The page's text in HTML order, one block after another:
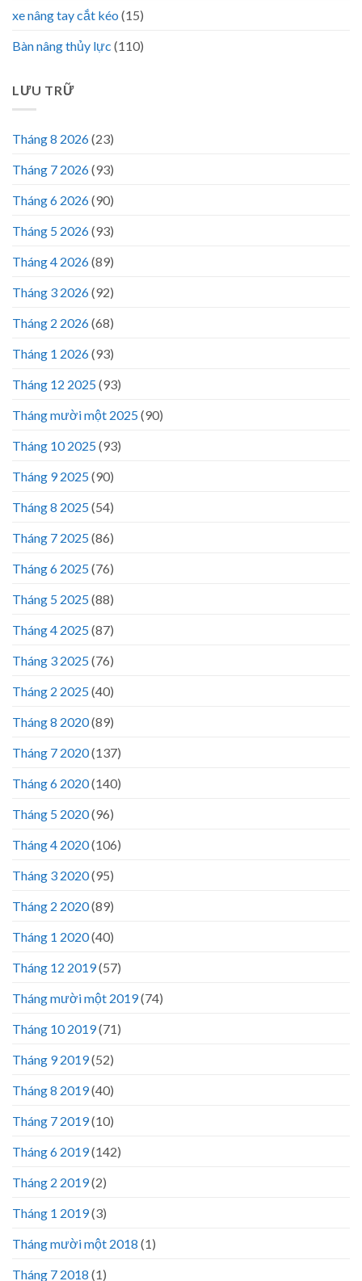
xe nâng tay cắt kéo (15)
Bàn nâng thủy lực (110)
LƯU TRỮ
Tháng 8 2026(23)
Tháng 7 2026(93)
Tháng 6 2026(90)
Tháng 5 2026(93)
Tháng 4 2026(89)
Tháng 3 2026(92)
Tháng 2 2026(68)
Tháng 1 2026(93)
Tháng 12 2025(93)
Tháng mười một 2025(90)
Tháng 10 2025(93)
Tháng 9 2025(90)
Tháng 8 2025(54)
Tháng 7 2025(86)
Tháng 6 2025(76)
Tháng 5 2025(88)
Tháng 4 2025(87)
Tháng 3 2025(76)
Tháng 2 2025(40)
Tháng 8 2020(89)
Tháng 7 2020(137)
Tháng 6 2020(140)
Tháng 5 2020(96)
Tháng 4 2020(106)
Tháng 3 2020(95)
Tháng 2 2020(89)
Tháng 1 2020(40)
Tháng 12 2019(57)
Tháng mười một 2019(74)
Tháng 10 2019(71)
Tháng 9 2019(52)
Tháng 8 2019(40)
Tháng 7 2019(10)
Tháng 6 2019(142)
Tháng 2 2019(2)
Tháng 1 2019(3)
Tháng mười một 2018 (1)
Tháng 7 2018 (1)